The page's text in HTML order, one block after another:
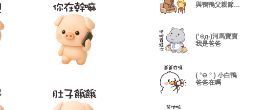
與鴨鴨父親節快
(‘⊙д-)河馬寶寶
我是爸爸
( °⊖ ° ) 小白鴨
爸爸在嗎